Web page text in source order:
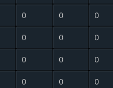
0 0 0
0 0 0
0 0 0
0 0 0